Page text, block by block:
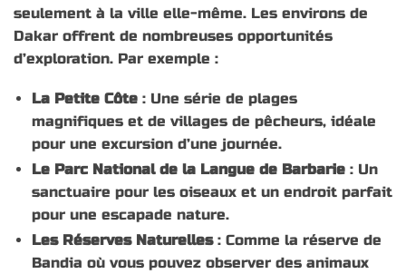
seulement à la ville elle-même. Les environs de
Dakar offrent de nombreuses opportunités
d’exploration. Par exemple :
La Petite Côte : Une série de plages
magnifiques et de villages de pêcheurs, idéale
pour une excursion d’une journée.
Le Parc National de la Langue de Barbarie : Un
sanctuaire pour les oiseaux et un endroit parfait
pour une escapade nature.
Les Réserves Naturelles: Comme la réserve de
Bandia où vous pouvez observer des animaux